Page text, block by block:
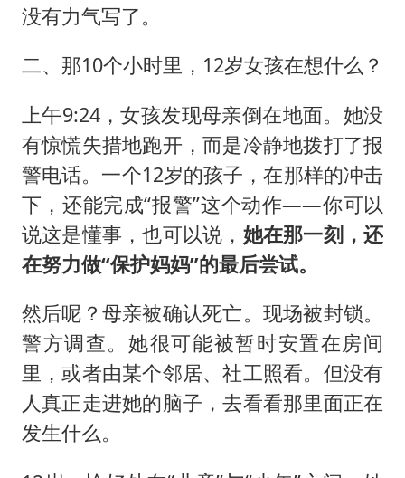
没有力气写了。
二、那10个小时里，12岁女孩在想什么？
上午9:24，女孩发现母亲倒在地面。她没
有惊慌失措地跑开，而是冷静地拨打了报
警电话。一个12岁的孩子，在那样的冲击
下，还能完成“报警”这个动作——你可以
说这是懂事，也可以说， 她在那一刻，还
在努力做“保护妈妈”的最后尝试。
然后呢？母亲被确认死亡。现场被封锁。
警方调查。她很可能被暂时安置在房间
里，或者由某个邻居、社工照看。但没有
人真正走进她的脑子，去看看那里面正在
发生什么。